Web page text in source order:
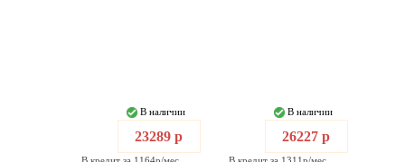
В наличии
23289 р
В наличии
26227 р